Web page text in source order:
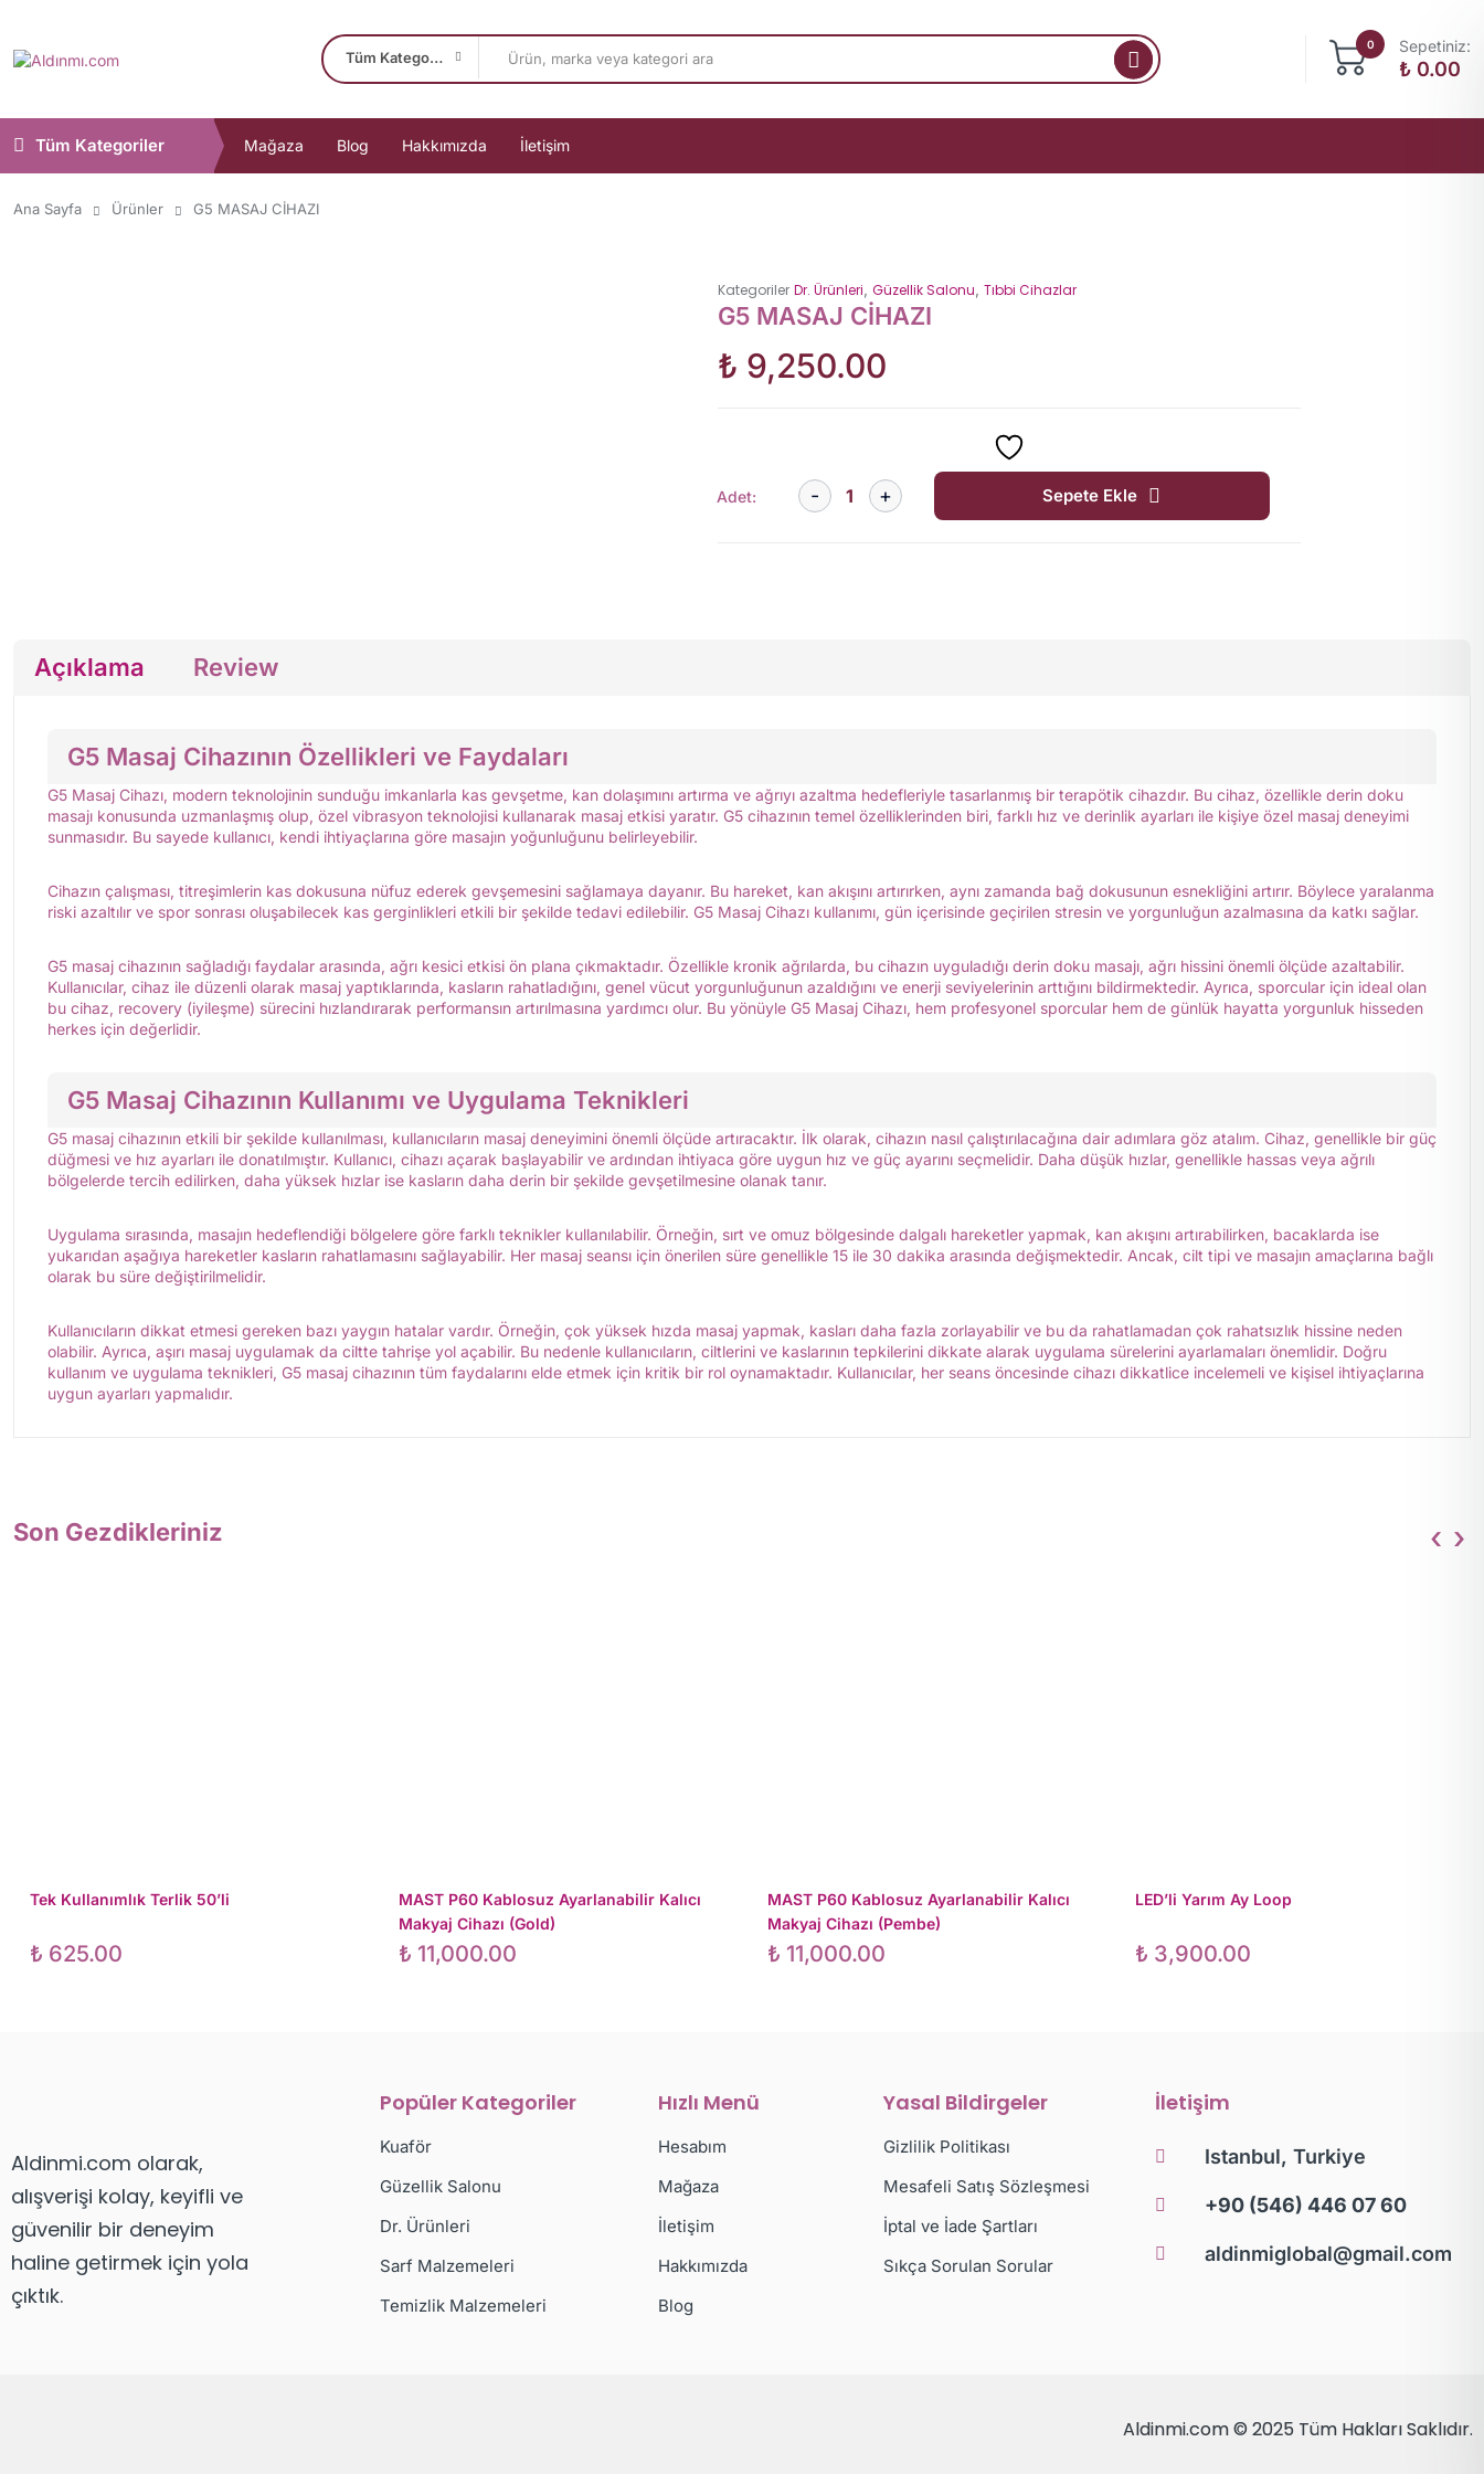
Tüm Kategoriler
0 Sepetiniz:
₺ 0.00
Tüm Kategoriler Mağaza Blog Hakkımızda İletişim
Ana Sayfa Ürünler G5 MASAJ CİHAZI
Kategoriler Dr. Ürünleri, Güzellik Salonu, Tıbbi Cihazlar
G5 MASAJ CİHAZI
₺ 9,250.00
Adet: Sepete Ekle
Açıklama Review
G5 Masaj Cihazının Özellikleri ve Faydaları
G5 Masaj Cihazı, modern teknolojinin sunduğu imkanlarla kas gevşetme, kan dolaşımını artırma ve ağrıyı azaltma hedefleriyle tasarlanmış bir terapötik cihazdır. Bu cihaz, özellikle derin doku
masajı konusunda uzmanlaşmış olup, özel vibrasyon teknolojisi kullanarak masaj etkisi yaratır. G5 cihazının temel özelliklerinden biri, farklı hız ve derinlik ayarları ile kişiye özel masaj deneyimi
sunmasıdır. Bu sayede kullanıcı, kendi ihtiyaçlarına göre masajın yoğunluğunu belirleyebilir.
Cihazın çalışması, titreşimlerin kas dokusuna nüfuz ederek gevşemesini sağlamaya dayanır. Bu hareket, kan akışını artırırken, aynı zamanda bağ dokusunun esnekliğini artırır. Böylece yaralanma
riski azaltılır ve spor sonrası oluşabilecek kas gerginlikleri etkili bir şekilde tedavi edilebilir. G5 Masaj Cihazı kullanımı, gün içerisinde geçirilen stresin ve yorgunluğun azalmasına da katkı sağlar.
G5 masaj cihazının sağladığı faydalar arasında, ağrı kesici etkisi ön plana çıkmaktadır. Özellikle kronik ağrılarda, bu cihazın uyguladığı derin doku masajı, ağrı hissini önemli ölçüde azaltabilir.
Kullanıcılar, cihaz ile düzenli olarak masaj yaptıklarında, kasların rahatladığını, genel vücut yorgunluğunun azaldığını ve enerji seviyelerinin arttığını bildirmektedir. Ayrıca, sporcular için ideal olan
bu cihaz, recovery (iyileşme) sürecini hızlandırarak performansın artırılmasına yardımcı olur. Bu yönüyle G5 Masaj Cihazı, hem profesyonel sporcular hem de günlük hayatta yorgunluk hisseden
herkes için değerlidir.
G5 Masaj Cihazının Kullanımı ve Uygulama Teknikleri
G5 masaj cihazının etkili bir şekilde kullanılması, kullanıcıların masaj deneyimini önemli ölçüde artıracaktır. İlk olarak, cihazın nasıl çalıştırılacağına dair adımlara göz atalım. Cihaz, genellikle bir güç
düğmesi ve hız ayarları ile donatılmıştır. Kullanıcı, cihazı açarak başlayabilir ve ardından ihtiyaca göre uygun hız ve güç ayarını seçmelidir. Daha düşük hızlar, genellikle hassas veya ağrılı
bölgelerde tercih edilirken, daha yüksek hızlar ise kasların daha derin bir şekilde gevşetilmesine olanak tanır.
Uygulama sırasında, masajın hedeflendiği bölgelere göre farklı teknikler kullanılabilir. Örneğin, sırt ve omuz bölgesinde dalgalı hareketler yapmak, kan akışını artırabilirken, bacaklarda ise
yukarıdan aşağıya hareketler kasların rahatlamasını sağlayabilir. Her masaj seansı için önerilen süre genellikle 15 ile 30 dakika arasında değişmektedir. Ancak, cilt tipi ve masajın amaçlarına bağlı
olarak bu süre değiştirilmelidir.
Kullanıcıların dikkat etmesi gereken bazı yaygın hatalar vardır. Örneğin, çok yüksek hızda masaj yapmak, kasları daha fazla zorlayabilir ve bu da rahatlamadan çok rahatsızlık hissine neden
olabilir. Ayrıca, aşırı masaj uygulamak da ciltte tahrişe yol açabilir. Bu nedenle kullanıcıların, ciltlerini ve kaslarının tepkilerini dikkate alarak uygulama sürelerini ayarlamaları önemlidir. Doğru
kullanım ve uygulama teknikleri, G5 masaj cihazının tüm faydalarını elde etmek için kritik bir rol oynamaktadır. Kullanıcılar, her seans öncesinde cihazı dikkatlice incelemeli ve kişisel ihtiyaçlarına
uygun ayarları yapmalıdır.
Son Gezdikleriniz
Tek Kullanımlık Terlik 50’li
₺ 625.00
MAST P60 Kablosuz Ayarlanabilir Kalıcı
Makyaj Cihazı (Gold)
₺ 11,000.00
MAST P60 Kablosuz Ayarlanabilir Kalıcı
Makyaj Cihazı (Pembe)
₺ 11,000.00
LED’li Yarım Ay Loop
₺ 3,900.00
‹ ›
Aldinmi.com olarak,
alışverişi kolay, keyifli ve
güvenilir bir deneyim
haline getirmek için yola
çıktık.
Popüler Kategoriler
Kuaför
Güzellik Salonu
Dr. Ürünleri
Sarf Malzemeleri
Temizlik Malzemeleri
Hızlı Menü
Hesabım
Mağaza
İletişim
Hakkımızda
Blog
Yasal Bildirgeler
Gizlilik Politikası
Mesafeli Satış Sözleşmesi
İptal ve İade Şartları
Sıkça Sorulan Sorular
İletişim
Istanbul, Turkiye
+90 (546) 446 07 60
aldinmiglobal@gmail.com
Aldinmi.com © 2025 Tüm Hakları Saklıdır.